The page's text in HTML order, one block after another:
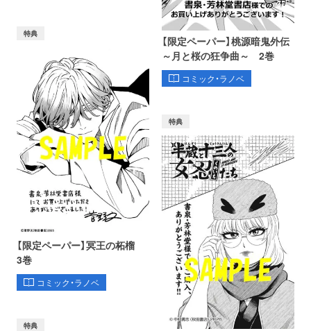
【限定ペーパー】桃源暗鬼外伝
～月と桜の狂争曲～ 2巻
コミック・ラノベ
特典
【限定ペーパー】冥王の柘榴
3巻
コミック・ラノベ
特典
特典